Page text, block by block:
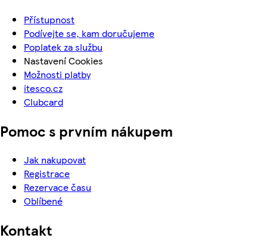
Přístupnost
Podívejte se, kam doručujeme
Poplatek za službu
Nastavení Cookies
Možnosti platby
itesco.cz
Clubcard
Pomoc s prvním nákupem
Jak nakupovat
Registrace
Rezervace času
Oblíbené
Kontakt